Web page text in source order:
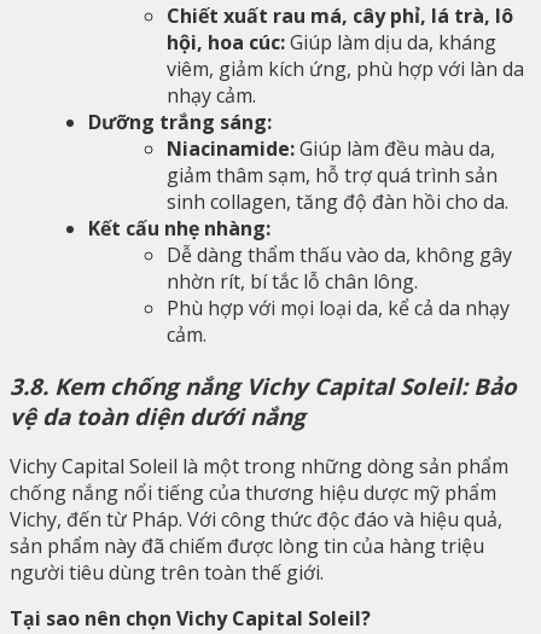
Chiết xuất rau má, cây phỉ, lá trà, lô
hội, hoa cúc:Giúp làm dịu da, kháng
viêm, giảm kích ứng, phù hợp với làn da
nhạy cảm.
Dưỡng trắng sáng:
Niacinamide:Giúp làm đều màu da,
giảm thâm sạm, hỗ trợ quá trình sản
sinh collagen, tăng độ đàn hồi cho da.
Kết cấu nhẹ nhàng:
Dễ dàng thẩm thấu vào da, không gây
nhờn rít, bí tắc lỗ chân lông.
Phù hợp với mọi loại da, kể cả da nhạy
cảm.
3.8. Kem chống nắng Vichy Capital Soleil: Bảo
vệ da toàn diện dưới nắng
Vichy Capital Soleil là một trong những dòng sản phẩm
chống nắng nổi tiếng của thương hiệu dược mỹ phẩm
Vichy, đến từ Pháp. Với công thức độc đáo và hiệu quả,
sản phẩm này đã chiếm được lòng tin của hàng triệu
người tiêu dùng trên toàn thế giới.
Tại sao nên chọn Vichy Capital Soleil?